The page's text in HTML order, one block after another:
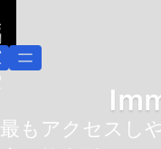
リフティングと